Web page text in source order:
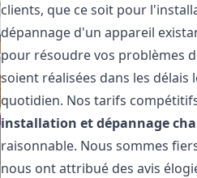
clients, que ce soit pour
dépannage d'un appareil
pour résoudre vos problèmes
soient réalisées dans les
quotidien. Nos tarifs
installation et dépannage
raisonnable. Nous sommes
nous ont attribué des avis